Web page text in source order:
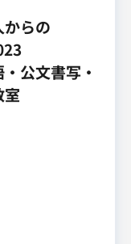
らの
公文書写・
室